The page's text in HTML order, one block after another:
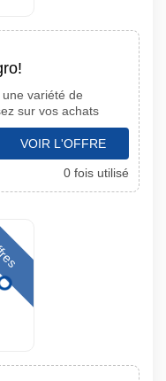
variété de
sur vos achats
VOIR L'OFFRE
0 fois utilisé